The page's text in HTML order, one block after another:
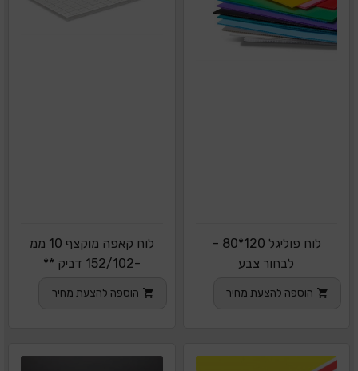
לוח פוליגל 120*80 –
לבחור צבע
הוספה להצעת מחיר
לוח קאפה מוקצף 10 ממ
-152/102 דביק **
הוספה להצעת מחיר